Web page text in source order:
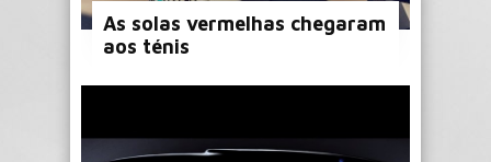
As solas vermelhas chegaram
aos ténis